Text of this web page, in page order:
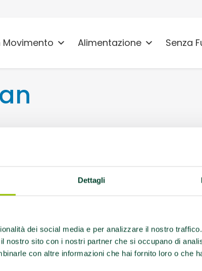
Dettagli
dei social media e per analizzare il nostro
nostro sito con i nostri partner che si occupano di
con altre informazioni che hai fornito loro o che
Movimento Alimentazione Senza
San Damaso
alle 18:00 dal 6
percorso
Ritrovo presso la